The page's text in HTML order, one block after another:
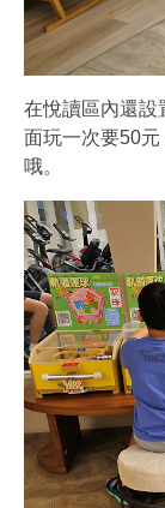
在悅讀區內還設
面玩一次要50
哦。